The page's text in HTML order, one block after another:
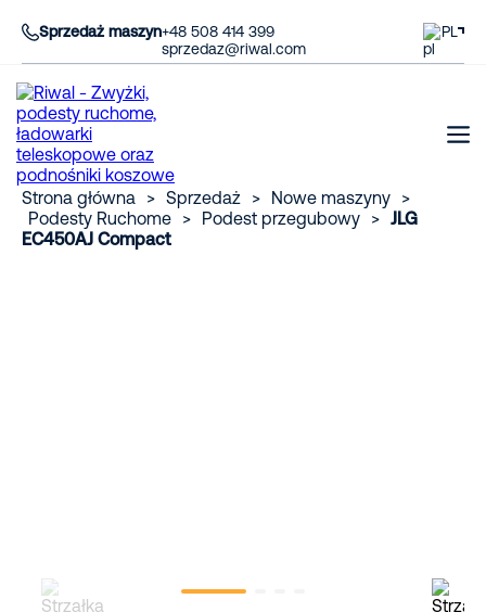
Sprzedaż maszyn+48 508 414 399
sprzedaz@riwal.com
PL
Strona główna > Sprzedaż > Nowe maszyny
>
Podesty Ruchome
> Podest przegubowy > JLG
EC450AJ Compact